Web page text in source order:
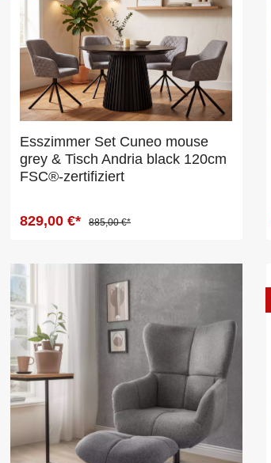
Esszimmer Set Cuneo mouse
grey & Tisch Andria black 120cm
FSC®-zertifiziert
829,00 €* 885,00 €*